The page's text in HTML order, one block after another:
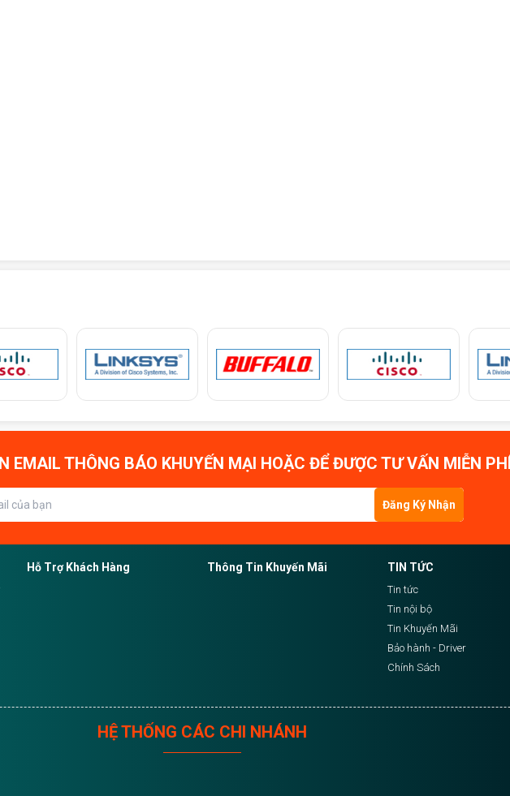
EMAIL THÔNG BÁO KHUYẾN MẠI HOẶC ĐỂ ĐƯỢC TƯ VẤN MIỄN PHÍ
Đăng Ký Nhận
Hỗ Trợ Khách Hàng Thông Tin Khuyến Mãi TIN TỨC
Tin tức
Tin nội bộ
Tin Khuyến Mãi
Bảo hành - Driver
Chính Sách
HỆ THỐNG CÁC CHI NHÁNH